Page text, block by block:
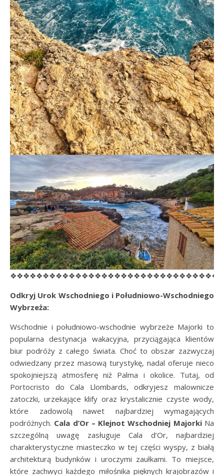
Odkryj Urok Wschodniego i Południowo-Wschodniego
Wybrzeża:
Wschodnie i południowo-wschodnie wybrzeże Majorki to
popularna destynacja wakacyjna, przyciągająca klientów
biur podróży z całego świata. Choć to obszar zazwyczaj
odwiedzany przez masową turystykę, nadal oferuje nieco
spokojniejszą atmosferę niż Palma i okolice. Tutaj, od
Portocristo do Cala Llombards, odkryjesz malownicze
zatoczki, urzekające klify oraz krystalicznie czyste wody,
które zadowolą nawet najbardziej wymagających
podróżnych. Cala d’Or – Klejnot Wschodniej MajorkiNa
szczególną uwagę zasługuje Cala d’Or, najbardziej
charakterystyczne miasteczko w tej części wyspy, z białą
architekturą budynków i uroczymi zaułkami. To miejsce,
które zachwyci każdego miłośnika pięknych krajobrazów i